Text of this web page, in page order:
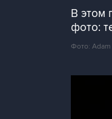
В этом
фото:
Фото: